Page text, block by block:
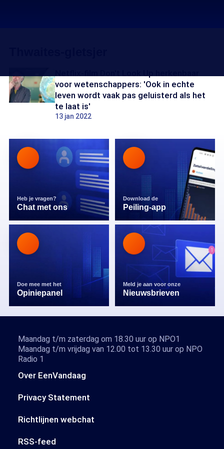
voor wetenschappers: 'Ook in echte
leven wordt vaak pas geluisterd als het
te laat is'
13 jan 2022
Heb je vragen?
Chat met ons
Download de
Peiling-app
Doe mee met het
Opiniepanel
Meld je aan voor onze
Nieuwsbrieven
Over EenVandaag
Privacy Statement
Richtlijnen webchat
RSS-feed
Maandag t/m zaterdag om 18.30 uur op NPO1
Maandag t/m vrijdag van 12.00 tot 13.30 uur op NPO
Radio 1